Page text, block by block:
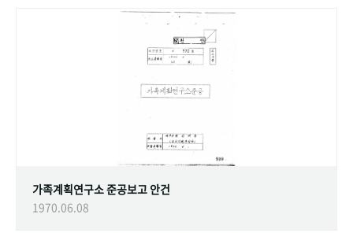
가족계획연구소 준공보고 안건
1970.06.08